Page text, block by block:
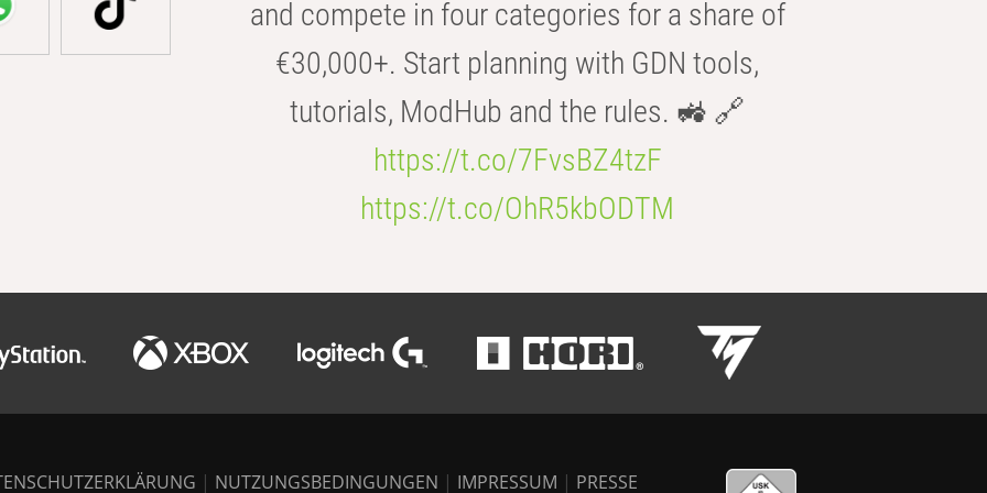
and compete in four categories for a share of
€30,000+. Start planning with GDN tools,
tutorials, ModHub and the rules. 🚜 🔗
https://t.co/7FvsBZ4tzF
https://t.co/OhR5kbODTM
| NUTZUNGSBEDINGUNGEN | IMPRESSUM | PRESSE